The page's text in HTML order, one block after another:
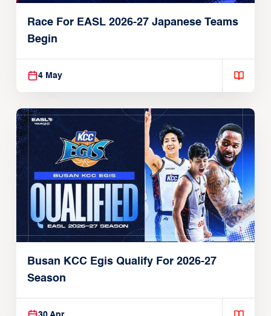
Race For EASL 2026-27 Japanese Teams
Begin
4 May
Busan KCC Egis Qualify For 2026-27
Season